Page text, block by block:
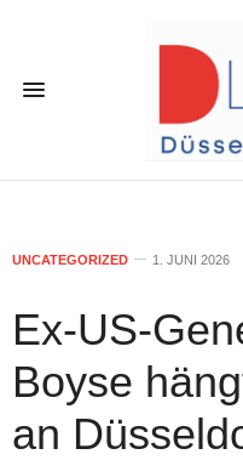
UNCATEGORIZED 1. JUNI 2026
Ex-US-
Boyse
an